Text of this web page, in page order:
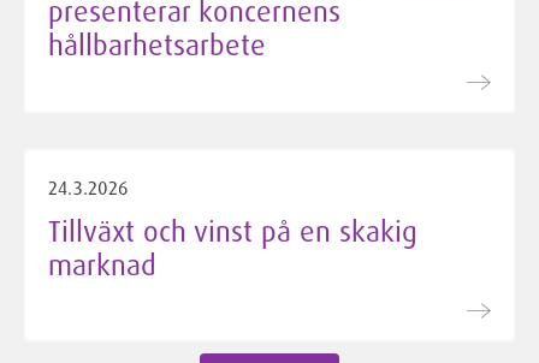
presenterar koncernens
hållbarhetsarbete
24.3.2026
Tillväxt och vinst på en skakig
marknad